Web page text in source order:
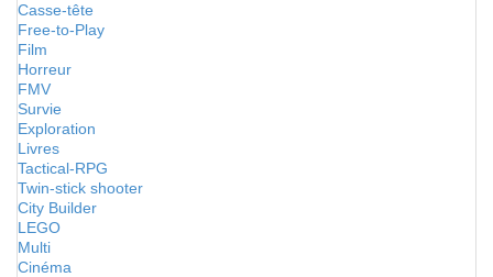
Casse-tête
Free-to-Play
Film
Horreur
FMV
Survie
Exploration
Livres
Tactical-RPG
Twin-stick shooter
City Builder
LEGO
Multi
Cinéma